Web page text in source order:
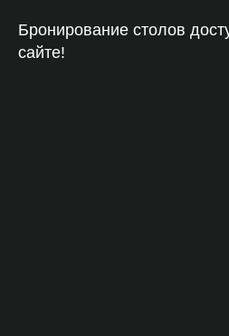
Бронирование столов
сайте!